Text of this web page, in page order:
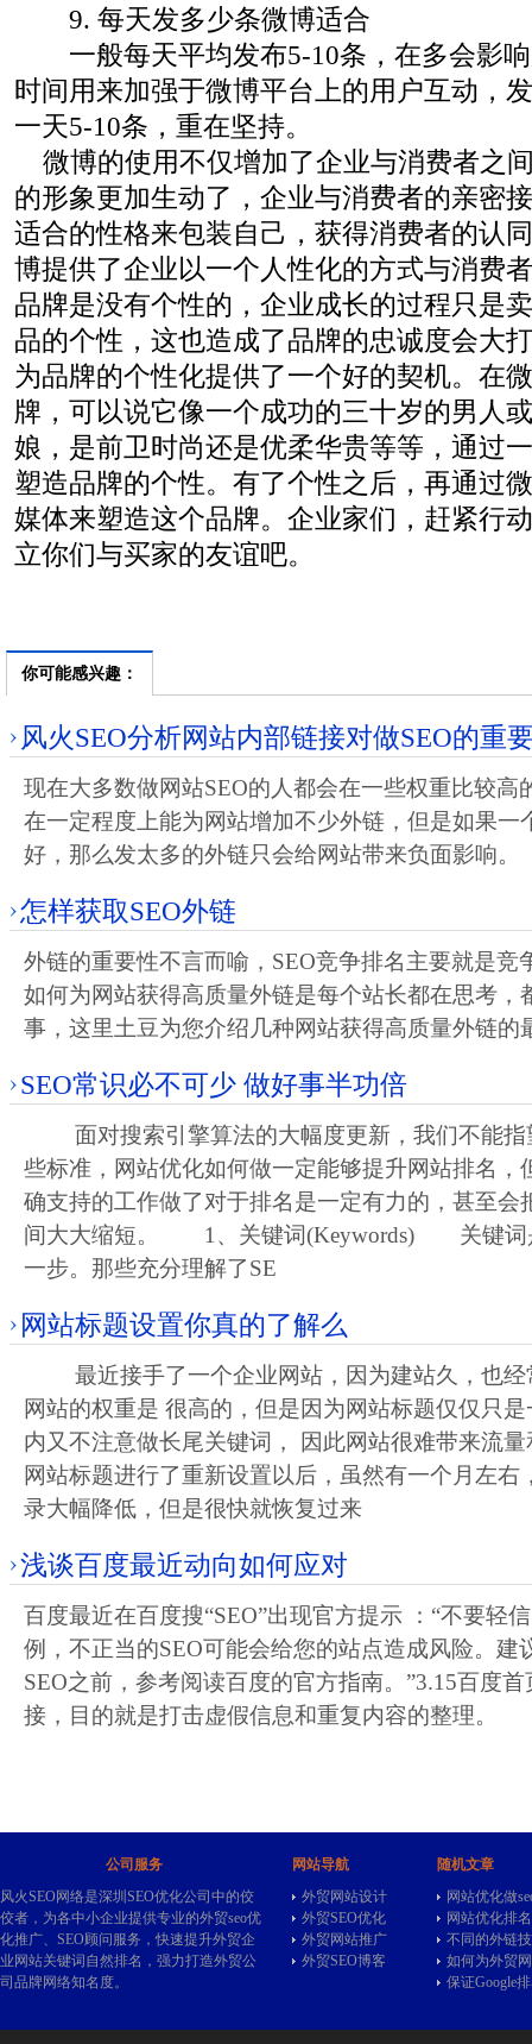
9. 每天发多少条微博适合
一般每天平均发布5-10条，在多会影响
时间用来加强于微博平台上的用户互动，
一天5-10条，重在坚持。
微博的使用不仅增加了企业与消费者之
的形象更加生动了，企业与消费者的亲密
适合的性格来包装自己，获得消费者的认
博提供了企业以一个人性化的方式与消费
品牌是没有个性的，企业成长的过程只是
品的个性，这也造成了品牌的忠诚度会大
为品牌的个性化提供了一个好的契机。在
牌，可以说它像一个成功的三十岁的男人
娘，是前卫时尚还是优柔华贵等等，通过
塑造品牌的个性。有了个性之后，再通过
媒体来塑造这个品牌。企业家们，赶紧行
立你们与买家的友谊吧。
你可能感兴趣：
风火SEO分析网站内部链接对做SEO的重
现在大多数做网站SEO的人都会在一些权重比较高
在一定程度上能为网站增加不少外链，但是如果一
好，那么发太多的外链只会给网站带来负面影响。
怎样获取SEO外链
外链的重要性不言而喻，SEO竞争排名主要就是竞
如何为网站获得高质量外链是每个站长都在思考，
事，这里土豆为您介绍几种网站获得高质量外链的
SEO常识必不可少 做好事半功倍
面对搜索引擎算法的大幅度更新，我们不能指
些标准，网站优化如何做一定能够提升网站排名，
确支持的工作做了对于排名是一定有力的，甚至会
间大大缩短。 1、关键词(Keywords) 关键词
一步。那些充分理解了SE
网站标题设置你真的了解么
最近接手了一个企业网站，因为建站久，也经
网站的权重是 很高的，但是因为网站标题仅仅只
内又不注意做长尾关键词， 因此网站很难带来流
网站标题进行了重新设置以后，虽然有一个月左右
录大幅降低，但是很快就恢复过来
浅谈百度最近动向如何应对
百度最近在百度搜“SEO”出现官方提示 ：“不要轻
例，不正当的SEO可能会给您的站点造成风险。建
SEO之前，参考阅读百度的官方指南。”3.15百度
接，目的就是打击虚假信息和重复内容的整理。
公司服务
风火SEO网络是深圳SEO优化公司中的佼
佼者，为各中小企业提供专业的外贸seo优
化推广、SEO顾问服务，快速提升外贸企
业网站关键词自然排名，强力打造外贸公
司品牌网络知名度。
网站导航
外贸网站设计
外贸SEO优化
外贸网站推广
外贸SEO博客
随机文章
网站优化做
网站优化排
不同的外链
如何为外贸
保证Google